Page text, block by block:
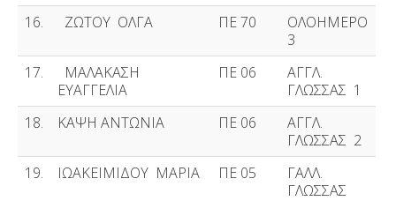
16.
ΖΩΤΟΥ ΟΛΓΑ ΠΕ 70
ΟΛΟΗΜΕΡΟ
3
17.
ΜΑΛΑΚΑΣΗ
ΕΥΑΓΓΕΛΙΑ
ΠΕ 06
ΑΓΓΛ.
ΓΛΩΣΣΑΣ 1
18.
ΚΑΨΗ ΑΝΤΩΝΙΑ ΠΕ 06
ΑΓΓΛ.
ΓΛΩΣΣΑΣ 2
19.
ΙΩΑΚΕΙΜΙΔΟΥ ΜΑΡΙΑ ΠΕ 05
ΓΑΛΛ.
ΓΛΩΣΣΑΣ